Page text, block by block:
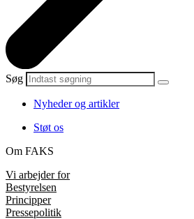
Søg
Nyheder og artikler
Støt os
Om FAKS
Vi arbejder for
Bestyrelsen
Principper
Pressepolitik